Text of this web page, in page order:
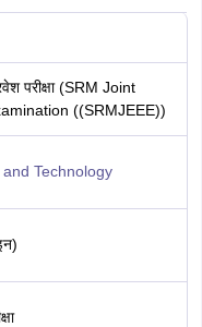
परीक्षा (SRM Joint
((SRMJEEE))
Technology